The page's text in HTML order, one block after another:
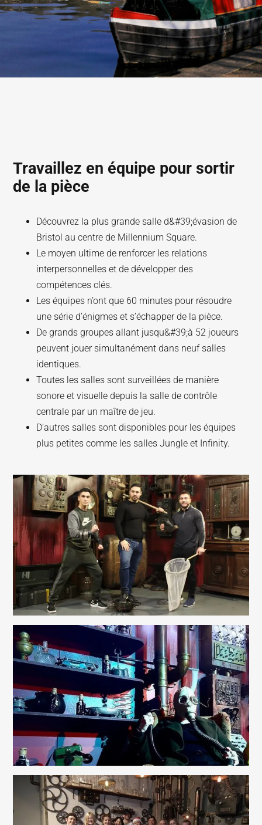
Travaillez en équipe pour sortir
de la pièce
Découvrez la plus grande salle d&#39;évasion de
Bristol au centre de Millennium Square.
Le moyen ultime de renforcer les relations
interpersonnelles et de développer des
compétences clés.
Les équipes n’ont que 60 minutes pour résoudre
une série d’énigmes et s’échapper de la pièce.
De grands groupes allant jusqu&#39;à 52 joueurs
peuvent jouer simultanément dans neuf salles
identiques.
Toutes les salles sont surveillées de manière
sonore et visuelle depuis la salle de contrôle
centrale par un maître de jeu.
D’autres salles sont disponibles pour les équipes
plus petites comme les salles Jungle et Infinity.